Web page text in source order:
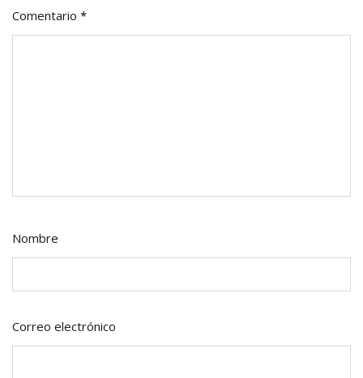
Comentario *
Nombre
Correo electrónico